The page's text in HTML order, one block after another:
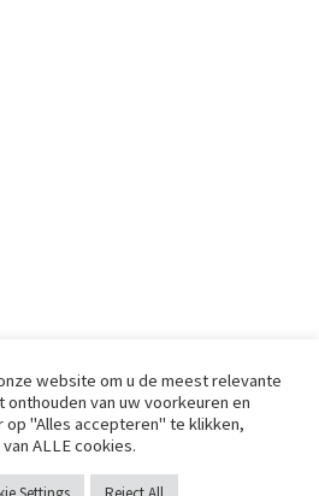
website om u de meest relevante
van uw voorkeuren en
op "Alles accepteren" te klikken,
ALLE cookies.